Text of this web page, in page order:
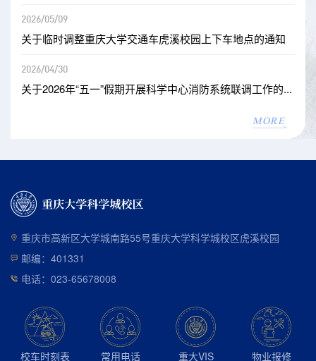
2026/05/09
关于临时调整重庆大学交通车虎溪校园上下车地点的通知
2026/04/30
关于2026年“五一”假期开展科学中心消防系统联调工作的...
MORE
重庆市高新区大学城南路55号重庆大学科学城校区虎溪校园
邮编：401331
电话：023-65678008
校车时刻表 常用电话 重大VIS 物业报修